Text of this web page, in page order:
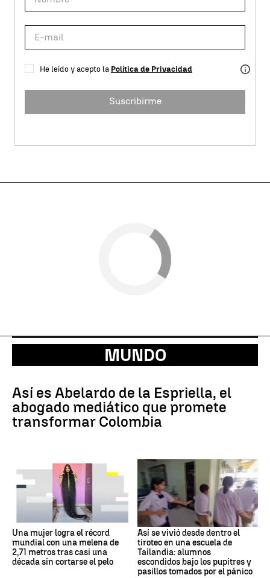
He leído y acepto la Política de Privacidad
Suscribirme
MUNDO
Así es Abelardo de la Espriella, el
abogado mediático que promete
transformar Colombia
Una mujer logra el récord
mundial con una melena de
2,71 metros tras casi una
década sin cortarse el pelo
Así se vivió desde dentro el
tiroteo en una escuela de
Tailandia: alumnos
escondidos bajo los pupitres y
pasillos tomados por el pánico